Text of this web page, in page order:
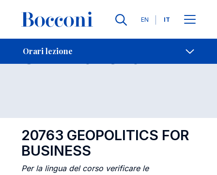
Lingue
EN IT
Orari lezione
-
Orari lezione Open
20763 GEOPOLITICS FOR
BUSINESS
Per la lingua del corso verificare le